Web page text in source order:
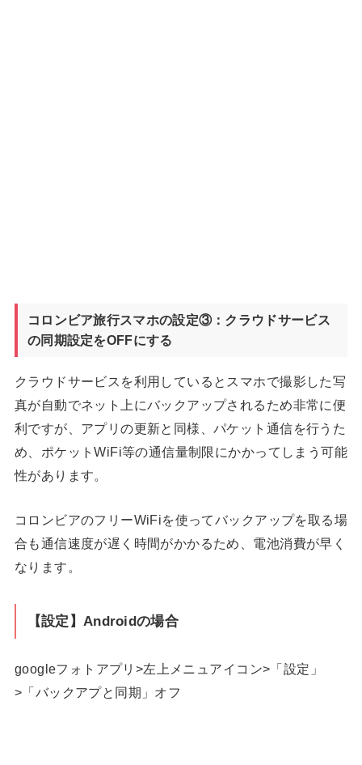
コロンビア旅行スマホの設定③：クラウドサービス
の同期設定をOFFにする
クラウドサービスを利用しているとスマホで撮影した写
真が自動でネット上にバックアップされるため非常に便
利ですが、アプリの更新と同様、パケット通信を行うた
め、ポケットWiFi等の通信量制限にかかってしまう可能
性があります。
コロンビアのフリーWiFiを使ってバックアップを取る場
合も通信速度が遅く時間がかかるため、電池消費が早く
なります。
【設定】Androidの場合
googleフォトアプリ>左上メニュアイコン>「設定」
>「バックアプと同期」オフ